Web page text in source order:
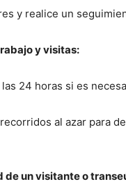
y realice un
y visitas:
24 horas si es
al azar para
un visitante o